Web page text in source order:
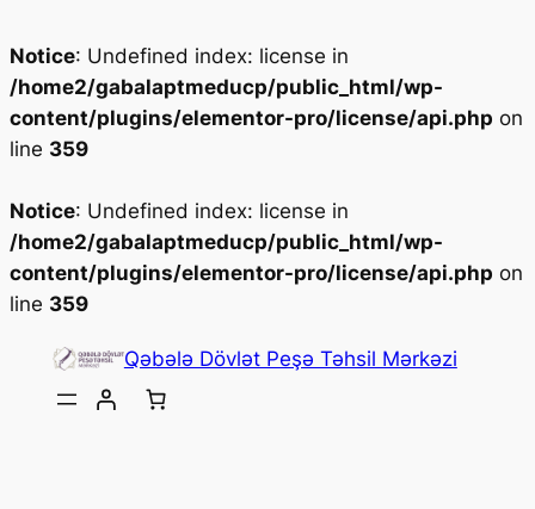
Notice: Undefined index: license in
/home2/gabalaptmeducp/public_html/wp-
content/plugins/elementor-pro/license/api.php on
line 359
Notice: Undefined index: license in
/home2/gabalaptmeducp/public_html/wp-
content/plugins/elementor-pro/license/api.php on
line 359
content
Qəbələ Dövlət Peşə Təhsil Mərkəzi